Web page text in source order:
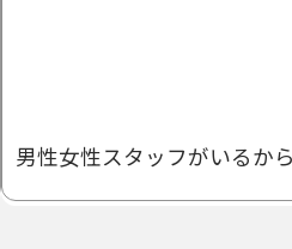
男性女性スタッフがいるか